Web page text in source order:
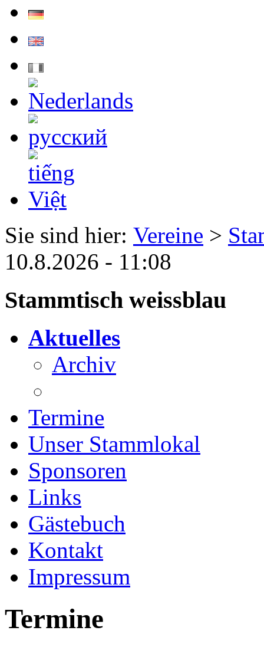
Sie sind hier: Vereine >
10.8.2026 - 11:08
Stammtisch weissblau
Aktuelles
Archiv
Termine
Unser Stammlokal
Sponsoren
Links
Gästebuch
Kontakt
Impressum
Termine